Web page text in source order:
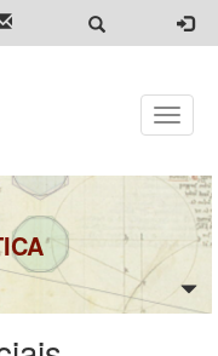
Toggle